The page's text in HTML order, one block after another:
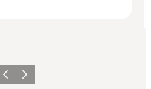
ForrigeNeste